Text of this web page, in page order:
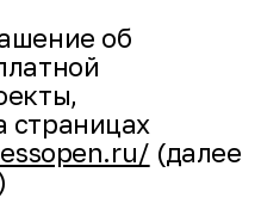
об
страницах
(далее